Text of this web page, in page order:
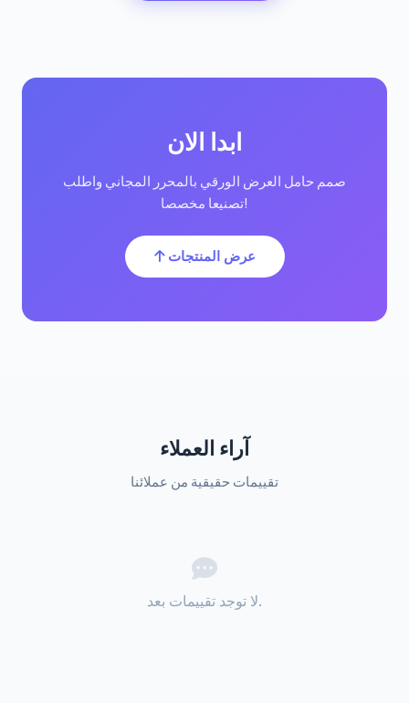
ابدا الان
صمم حامل العرض الورقي بالمحرر المجاني واطلب
تصنيعا مخصصا!
عرض المنتجات
آراء العملاء
تقييمات حقيقية من عملائنا
لا توجد تقييمات بعد.